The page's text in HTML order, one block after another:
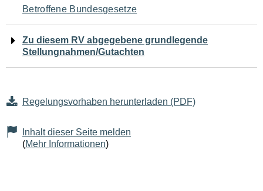
Betroffene Bundesgesetze
Zu diesem RV abgegebene grundlegende
Stellungnahmen/Gutachten
Regelungsvorhaben herunterladen (PDF)
Inhalt dieser Seite melden
(Mehr Informationen)